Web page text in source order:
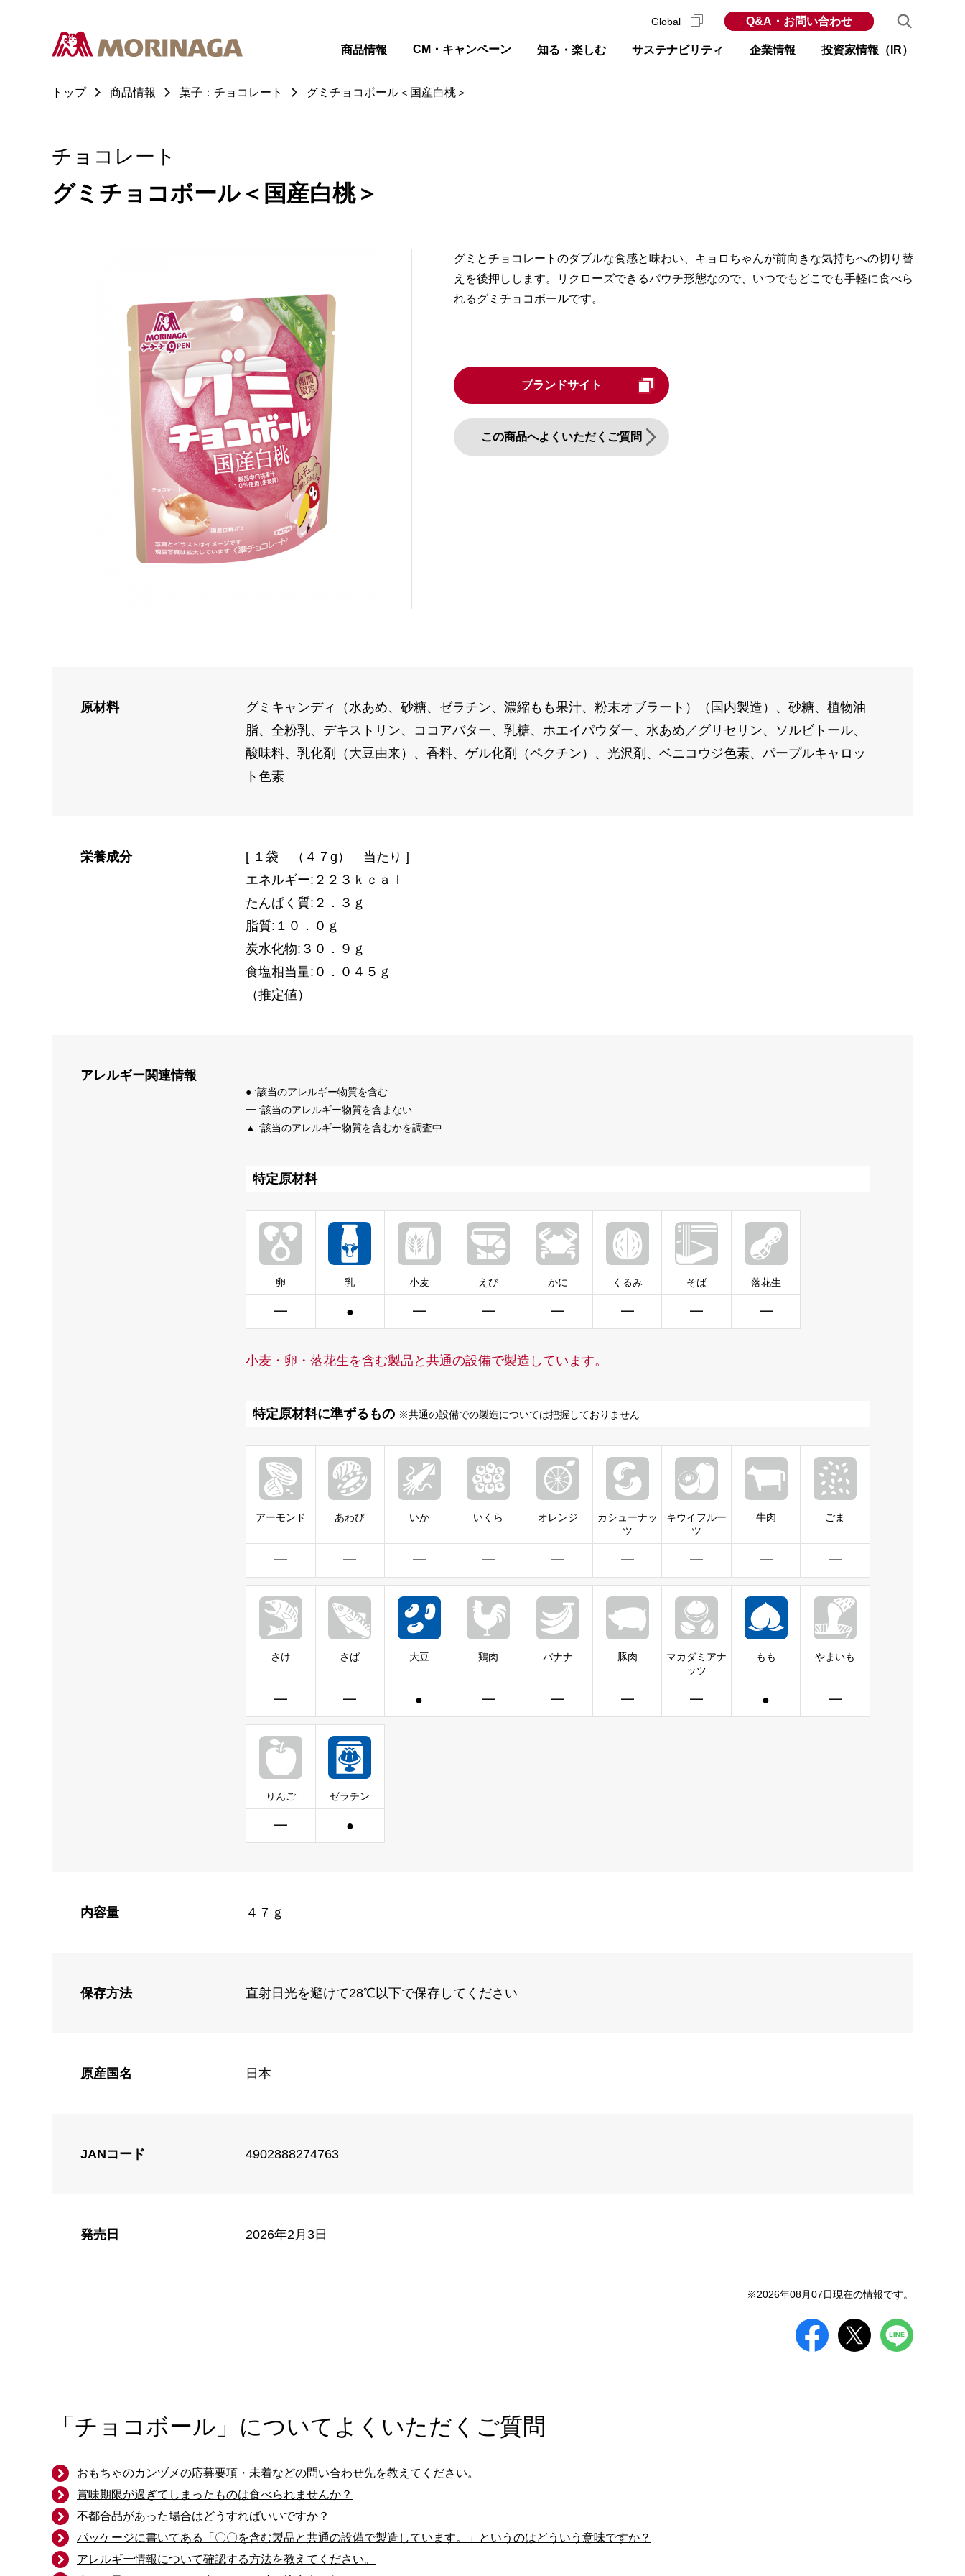
商品情報 CM・キャンペーン 知る・楽しむ サステナビリティ 企業情報 投資家情報（IR）
Global Q&A・お問い合わせ
トップ 商品情報 菓子：チョコレート グミチョコボール＜国産白桃＞
チョコレート
グミチョコボール＜国産白桃＞
グミとチョコレートのダブルな食感と味わい、キョロちゃんが前向きな気持ちへの切り替
えを後押しします。リクローズできるパウチ形態なので、いつでもどこでも手軽に食べら
れるグミチョコボールです。
ブランドサイト
この商品へよくいただくご質問
原材料
グミキャンディ（水あめ、砂糖、ゼラチン、濃縮もも果汁、粉末オブラート）（国内製造）、砂糖、植物油
脂、全粉乳、デキストリン、ココアバター、乳糖、ホエイパウダー、水あめ／グリセリン、ソルビトール、
酸味料、乳化剤（大豆由来）、香料、ゲル化剤（ペクチン）、光沢剤、ベニコウジ色素、パープルキャロッ
ト色素
栄養成分
[ １袋 （４７g） 当たり ]
エネルギー:２２３ｋｃａｌ
たんぱく質:２．３ｇ
脂質:１０．０ｇ
炭水化物:３０．９ｇ
食塩相当量:０．０４５ｇ
（推定値）
アレルギー関連情報
● :該当のアレルギー物質を含む
━ :該当のアレルギー物質を含まない
▲ :該当のアレルギー物質を含むかを調査中
特定原材料
卵
━
乳
●
小麦
━
えび
━
かに
━
くるみ
━
そば
━
落花生
━
小麦・卵・落花生を含む製品と共通の設備で製造しています。
特定原材料に準ずるもの ※共通の設備での製造については把握しておりません
アーモンド
━
あわび
━
いか
━
いくら
━
オレンジ
━
カシューナッ
ツ
━
キウイフルー
ツ
━
牛肉
━
ごま
━
さけ
━
さば
━
大豆
●
鶏肉
━
バナナ
━
豚肉
━
マカダミアナ
ッツ
━
もも
●
やまいも
━
りんご
━
ゼラチン
●
内容量 ４７ｇ
保存方法 直射日光を避けて28℃以下で保存してください
原産国名 日本
JANコード 4902888274763
発売日 2026年2月3日
※2026年08月07日現在の情報です。
「チョコボール」についてよくいただくご質問
おもちゃのカンヅメの応募要項・未着などの問い合わせ先を教えてください。
賞味期限が過ぎてしまったものは食べられませんか？
不都合品があった場合はどうすればいいですか？
パッケージに書いてある「〇〇を含む製品と共通の設備で製造しています。」というのはどういう意味ですか？
アレルギー情報について確認する方法を教えてください。